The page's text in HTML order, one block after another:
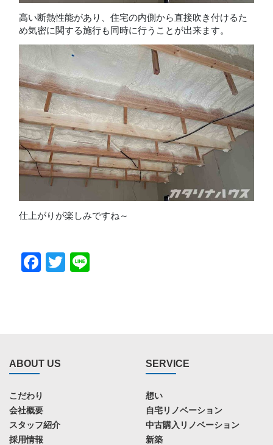
高い断熱性能があり、住宅の内側から直接吹き付けるた
め気密に関する施行も同時に行うことが出来ます。
仕上がりが楽しみですね～
Facebook
Twitter
ABOUT US
こだわり
会社概要
スタッフ紹介
採用情報
SERVICE
想い
自宅リノベーション
中古購入リノベーション
新築